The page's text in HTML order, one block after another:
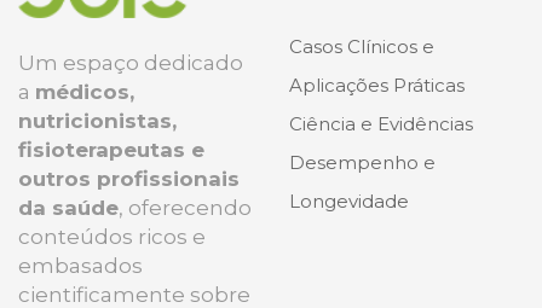
Um espaço dedicado
a médicos,
nutricionistas,
fisioterapeutas e
outros profissionais
da saúde, oferecendo
conteúdos ricos e
embasados
cientificamente sobre
Casos Clínicos e
Aplicações Práticas
Ciência e Evidências
Desempenho e
Longevidade